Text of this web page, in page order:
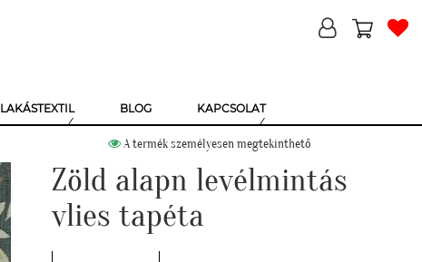
LAKÁSTEXTIL BLOG KAPCSOLAT
A termék személyesen megtekinthető
Zöld alapn levélmintás
vlies tapéta